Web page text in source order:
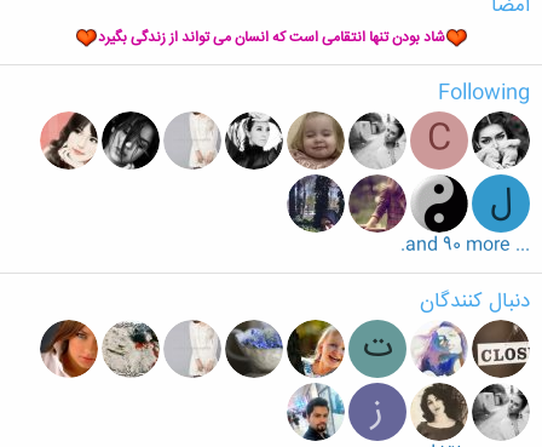
شاد بودن تنها انتقامی است که انسان می تواند از زندگی بگیرد
Following
C
ل
... and 90 more.
دنبال کنندگان
ت
ز